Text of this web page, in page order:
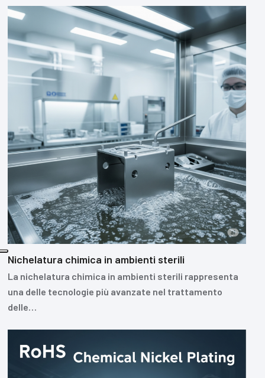
Nichelatura chimica in ambienti sterili
La nichelatura chimica in ambienti sterili rappresenta
una delle tecnologie più avanzate nel trattamento
delle…